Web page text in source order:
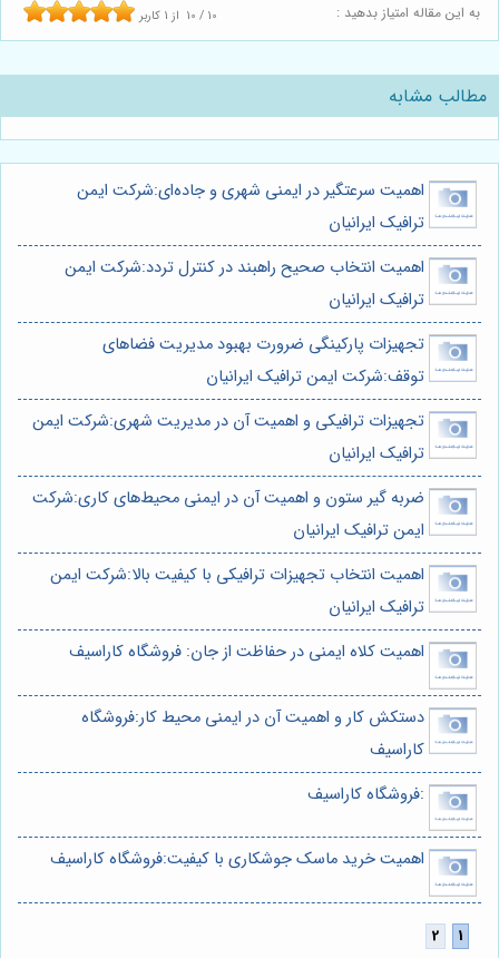
به این مقاله امتیاز بدهید : 10 / 10 از 1 کاربر
مطالب مشابه
اهمیت سرعتگیر در ایمنی شهری و جاده‌ای:شرکت ایمن
ترافیک ایرانیان
اهمیت انتخاب صحیح راهبند در کنترل تردد:شرکت ایمن
ترافیک ایرانیان
تجهیزات پارکینگی ضرورت بهبود مدیریت فضاهای
توقف:شرکت ایمن ترافیک ایرانیان
تجهیزات ترافیکی و اهمیت آن در مدیریت شهری:شرکت ایمن
ترافیک ایرانیان
ضربه گیر ستون و اهمیت آن در ایمنی محیط‌های کاری:شرکت
ایمن ترافیک ایرانیان
اهمیت انتخاب تجهیزات ترافیکی با کیفیت بالا:شرکت ایمن
ترافیک ایرانیان
اهمیت کلاه ایمنی در حفاظت از جان: فروشگاه کاراسیف
دستکش کار و اهمیت آن در ایمنی محیط کار:فروشگاه
کاراسیف
:فروشگاه کاراسیف
اهمیت خرید ماسک جوشکاری با کیفیت:فروشگاه کاراسیف